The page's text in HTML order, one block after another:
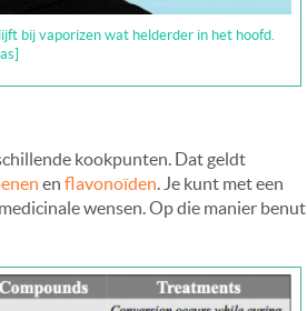
bij vaporizen wat helderder in het hoofd.
kookpunten. Dat geldt
en flavonoïden . Je kunt met een
wensen. Op die manier benut